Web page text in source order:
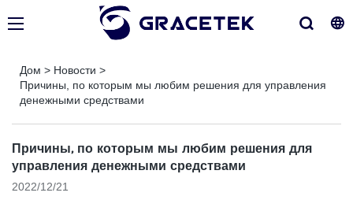
Дом > Новости >
Причины, по которым мы любим решения для управления
денежными средствами
Причины, по которым мы любим решения для
управления денежными средствами
2022/12/21